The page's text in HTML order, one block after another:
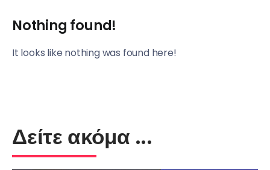
Nothing found!
It looks like nothing was found here!
Δείτε ακόμα ...